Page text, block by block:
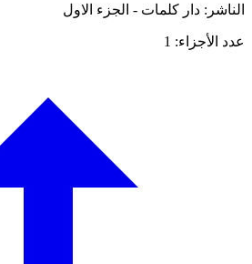
الناشر: دار كلمات - الجزء الاول
عدد الأجزاء: 1